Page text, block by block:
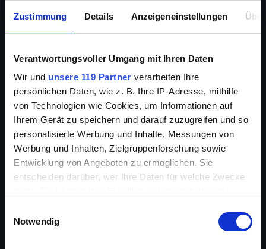
Zustimmung Details Anzeigeneinstellungen
Verantwortungsvoller Umgang mit Ihren Daten
Wir und unsere 119 Partner verarbeiten Ihre
persönlichen Daten, wie z. B. Ihre IP-Adresse, mithilfe
von Technologien wie Cookies, um Informationen auf
Ihrem Gerät zu speichern und darauf zuzugreifen und so
personalisierte Werbung und Inhalte, Messungen von
Werbung und Inhalten, Zielgruppenforschung sowie
Entwicklung von Angeboten zu ermöglichen. Sie
entscheiden darüber, wer Ihre Daten für welche Zwecke
Trigger Symbol ändern oder widerrufen
Notwendig
INFO
Anfangs des 17. Jahrhunderts wird der wohlhabende
Duke of Nevers von seinem fiesen Cousin Gonzague
getötet. Kurz vor seinem Tod bittet der Duke seinen
besten Freund, den ehemaligen Herumtreiber
Lafardere, ihn zu rächen – koste es was es wolle.
Cast
Daniel Auteuil, Fabrice Luchini,